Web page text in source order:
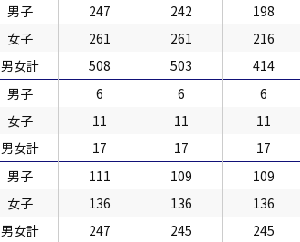
男子 247 242 198
女子
261 261 216
男女計
508 503 414
男子 6 6 6
女子
11 11 11
男女計
17 17 17
男子 111 109 109
女子
136 136 136
男女計
247 245 245